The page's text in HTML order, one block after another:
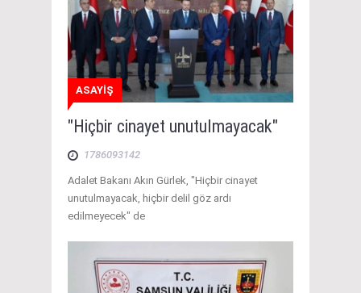
ASAYİŞ
"Hiçbir cinayet unutulmayacak"
1786093142
Adalet Bakanı Akın Gürlek, "Hiçbir cinayet
unutulmayacak, hiçbir delil göz ardı
edilmeyecek" de